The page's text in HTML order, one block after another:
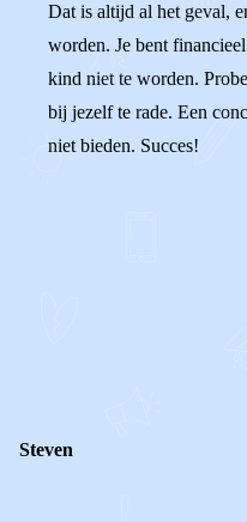
Dat is altijd al het geval,
worden. Je bent
kind niet te worden.
bij jezelf te rade. Een
niet bieden. Succes!
Steven